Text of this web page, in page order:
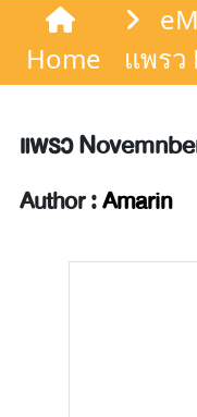
Home
แพรว
แพรว
Author :Amarin